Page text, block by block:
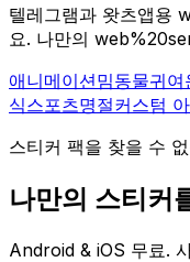
텔레그램과 왓츠앱용
요. 나만의
애니메이션밈동물귀여
식스포츠명절커스텀
스티커 팩을 찾을 수
나만의 스티커
Android & iOS 무료.